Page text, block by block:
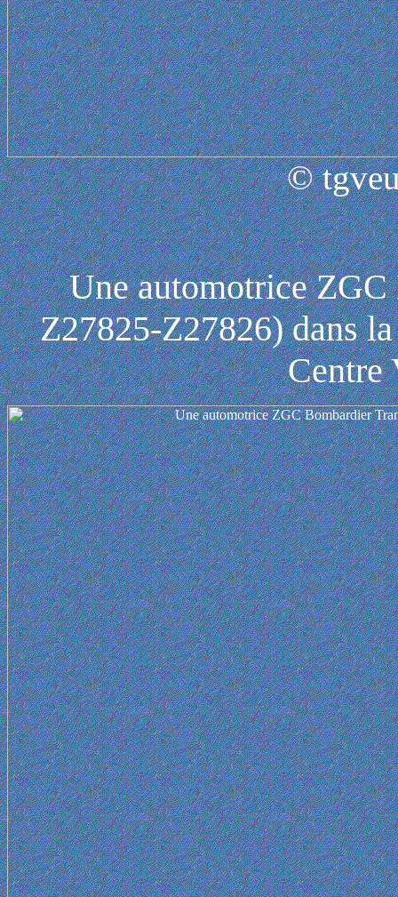
©
Une automotrice
Z27825-Z27826) dans
Centre